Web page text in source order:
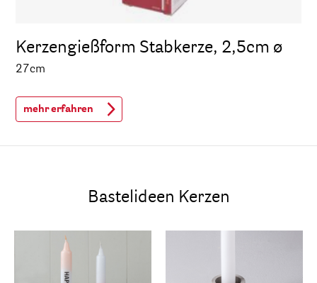
Kerzengießform Stabkerze, 2,5cm ø
27cm
mehr erfahren
Bastelideen Kerzen